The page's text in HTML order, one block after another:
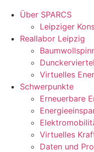
Über SPARCS
Leipziger
Reallabor Leipzig
Dunckerviertel
Virtuelles
Schwerpunkte
Erneuerbare
Virtuelles
Daten und